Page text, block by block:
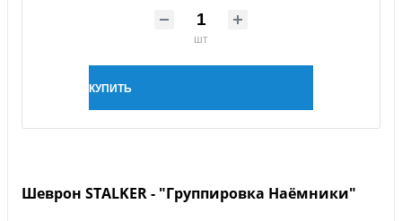
шт
КУПИТЬ
Шеврон STALKER - "Группировка Наёмники"